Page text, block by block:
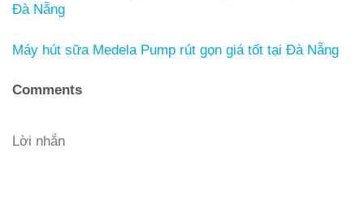
Đà Nẵng
Máy hút sữa Medela Pump rút gọn giá tốt tại Đà Nẵng
Comments
Lời nhắn